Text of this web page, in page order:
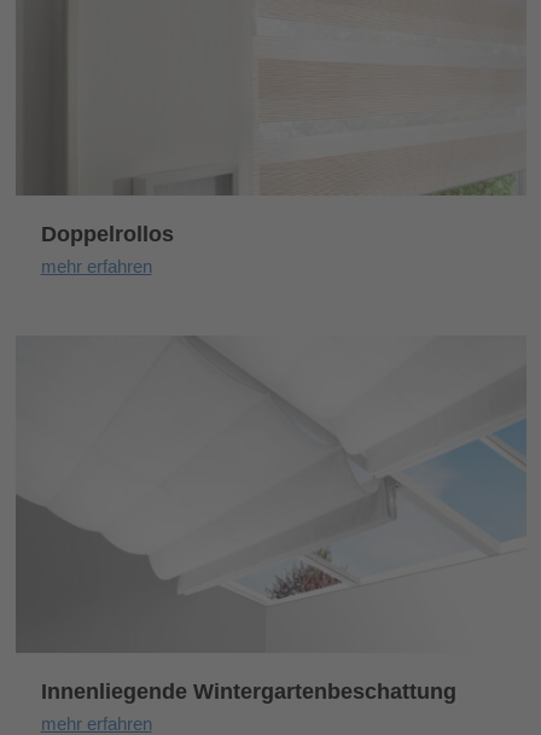
Doppelrollos
mehr erfahren
Innenliegende Wintergartenbeschattung
mehr erfahren